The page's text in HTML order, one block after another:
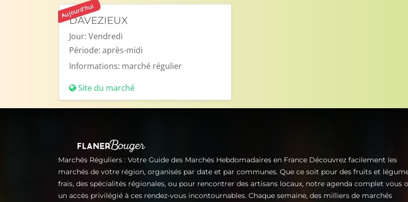
Aujourd'hui
DAVEZIEUX
Jour: Vendredi
Période: après-midi
Informations: marché régulier
Site du marché
Marchés Réguliers : Votre Guide des Marchés Hebdomadaires en France Découvrez facilement les
marchés de votre région, organisés par date et par communes. Que ce soit pour des fruits et
frais, des spécialités régionales, ou pour rencontrer des artisans locaux, notre agenda complet vous
un accès privilégié à ces rendez-vous incontournables. Chaque semaine, des milliers de marchés